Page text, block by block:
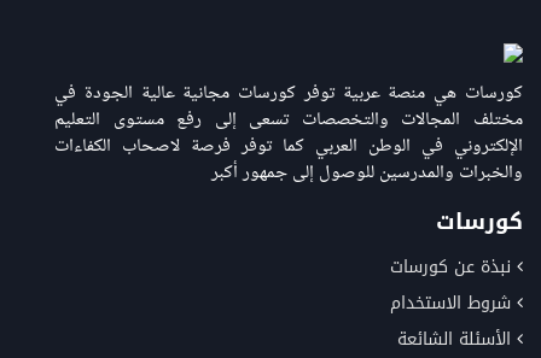
كورسات هي منصة عربية توفر كورسات مجانية عالية الجودة في
مختلف المجالات والتخصصات تسعى إلى رفع مستوى التعليم
الإلكتروني في الوطن العربي كما توفر فرصة لاصحاب الكفاءات
والخبرات والمدرسين للوصول إلى جمهور أكبر
كورسات
نبذة عن كورسات
شروط الاستخدام
الأسئلة الشائعة